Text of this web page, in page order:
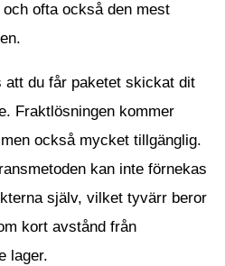
ofta också den mest
att du får paketet skickat dit
Fraktlösningen kommer
också mycket tillgänglig.
kan inte förnekas
själv, vilket tyvärr beror
kort avstånd från
lager.